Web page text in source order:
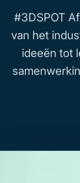
#3DSPOT
van het
ideeën tot